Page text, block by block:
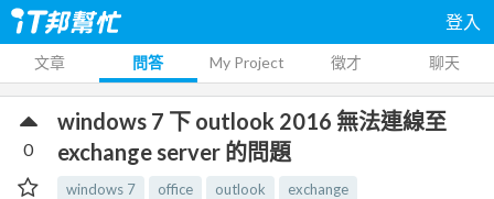
登入
文章 問答 My Project 徵才 聊天
windows 7 下 outlook 2016 無法連線至
exchange server 的問題
windows 7 office outlook
exchange
0